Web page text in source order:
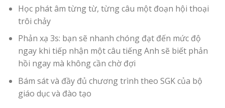
Học phát âm từng từ, từng câu một đoạn hội thoại
trôi chảy
Phản xạ 3s: bạn sẽ nhanh chóng đạt đến mức độ
ngay khi tiếp nhận một câu tiếng Anh sẽ biết phản
hồi ngay mà không cần chờ đợi
Bám sát và đầy đủ chương trình theo SGK của bộ
giáo dục và đào tạo